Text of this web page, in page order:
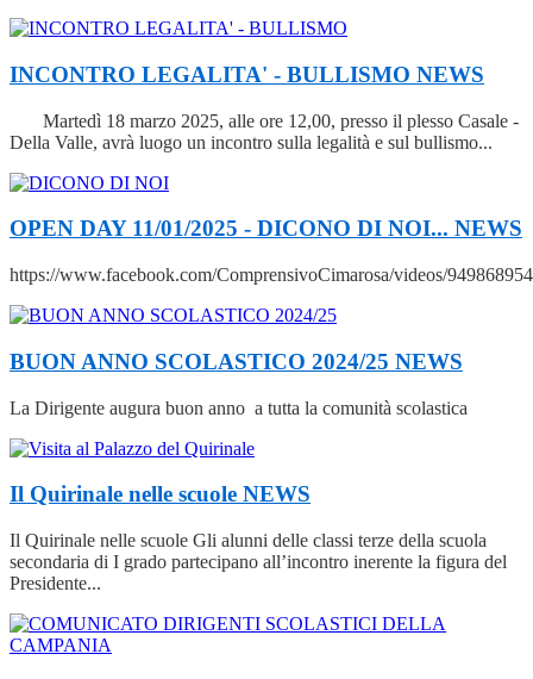
INCONTRO LEGALITA' - BULLISMO NEWS
Martedì 18 marzo 2025, alle ore 12,00, presso il plesso Casale -
Della Valle, avrà luogo un incontro sulla legalità e sul bullismo...
OPEN DAY 11/01/2025 - DICONO DI NOI... NEWS
https://www.facebook.com/ComprensivoCimarosa/videos/
BUON ANNO SCOLASTICO 2024/25 NEWS
La Dirigente augura buon anno a tutta la comunità scolastica
Il Quirinale nelle scuole NEWS
Il Quirinale nelle scuole Gli alunni delle classi terze della scuola
secondaria di I grado partecipano all’incontro inerente la figura del
Presidente...